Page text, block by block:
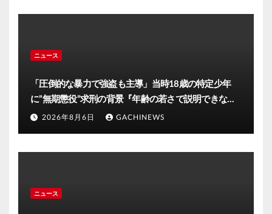
ニュース
「圧倒的な暴力で強盗も主導」当時18歳の特定少年
に”無期懲役”求刑の背景『年齢の若さで説明できない
ほど悪質だと検察が判断』＜元裁判官が解説＞全国的
2026年8月6日 GACHINEWS
ニュース